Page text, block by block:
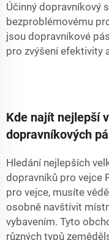
Účinný dopravníkový
bezproblémovému
jsou dopravníkové
pro zvýšení efektivity
Kde najít nejlepší
dopravníkových
Hledání nejlepších
dopravníků pro vejce
pro vejce, musíte
osobně navštívit
vybavením. Tyto
různých typů